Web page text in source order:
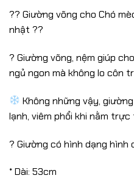
?? Giường võng cho Chó
nhật ?️?
? Giường võng, nệm giúp
ngủ ngon mà không lo côn
Không những vậy,
lạnh, viêm phổi khi nằm
? Giường có hình dạng hình
* Dài: 53cm